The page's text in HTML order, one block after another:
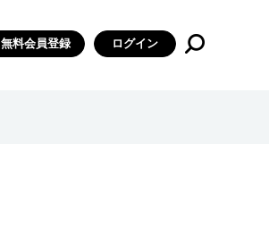
無料会員登録 ログイン